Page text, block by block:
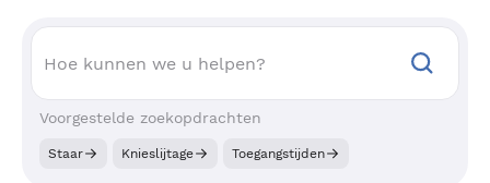
Voorgestelde zoekopdrachten
Staar Knieslijtage Toegangstijden